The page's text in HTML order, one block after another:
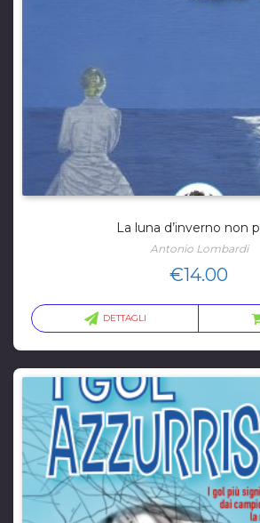
La luna d’inverno non
Antonio Lombardi
€14.00
DETTAGLI